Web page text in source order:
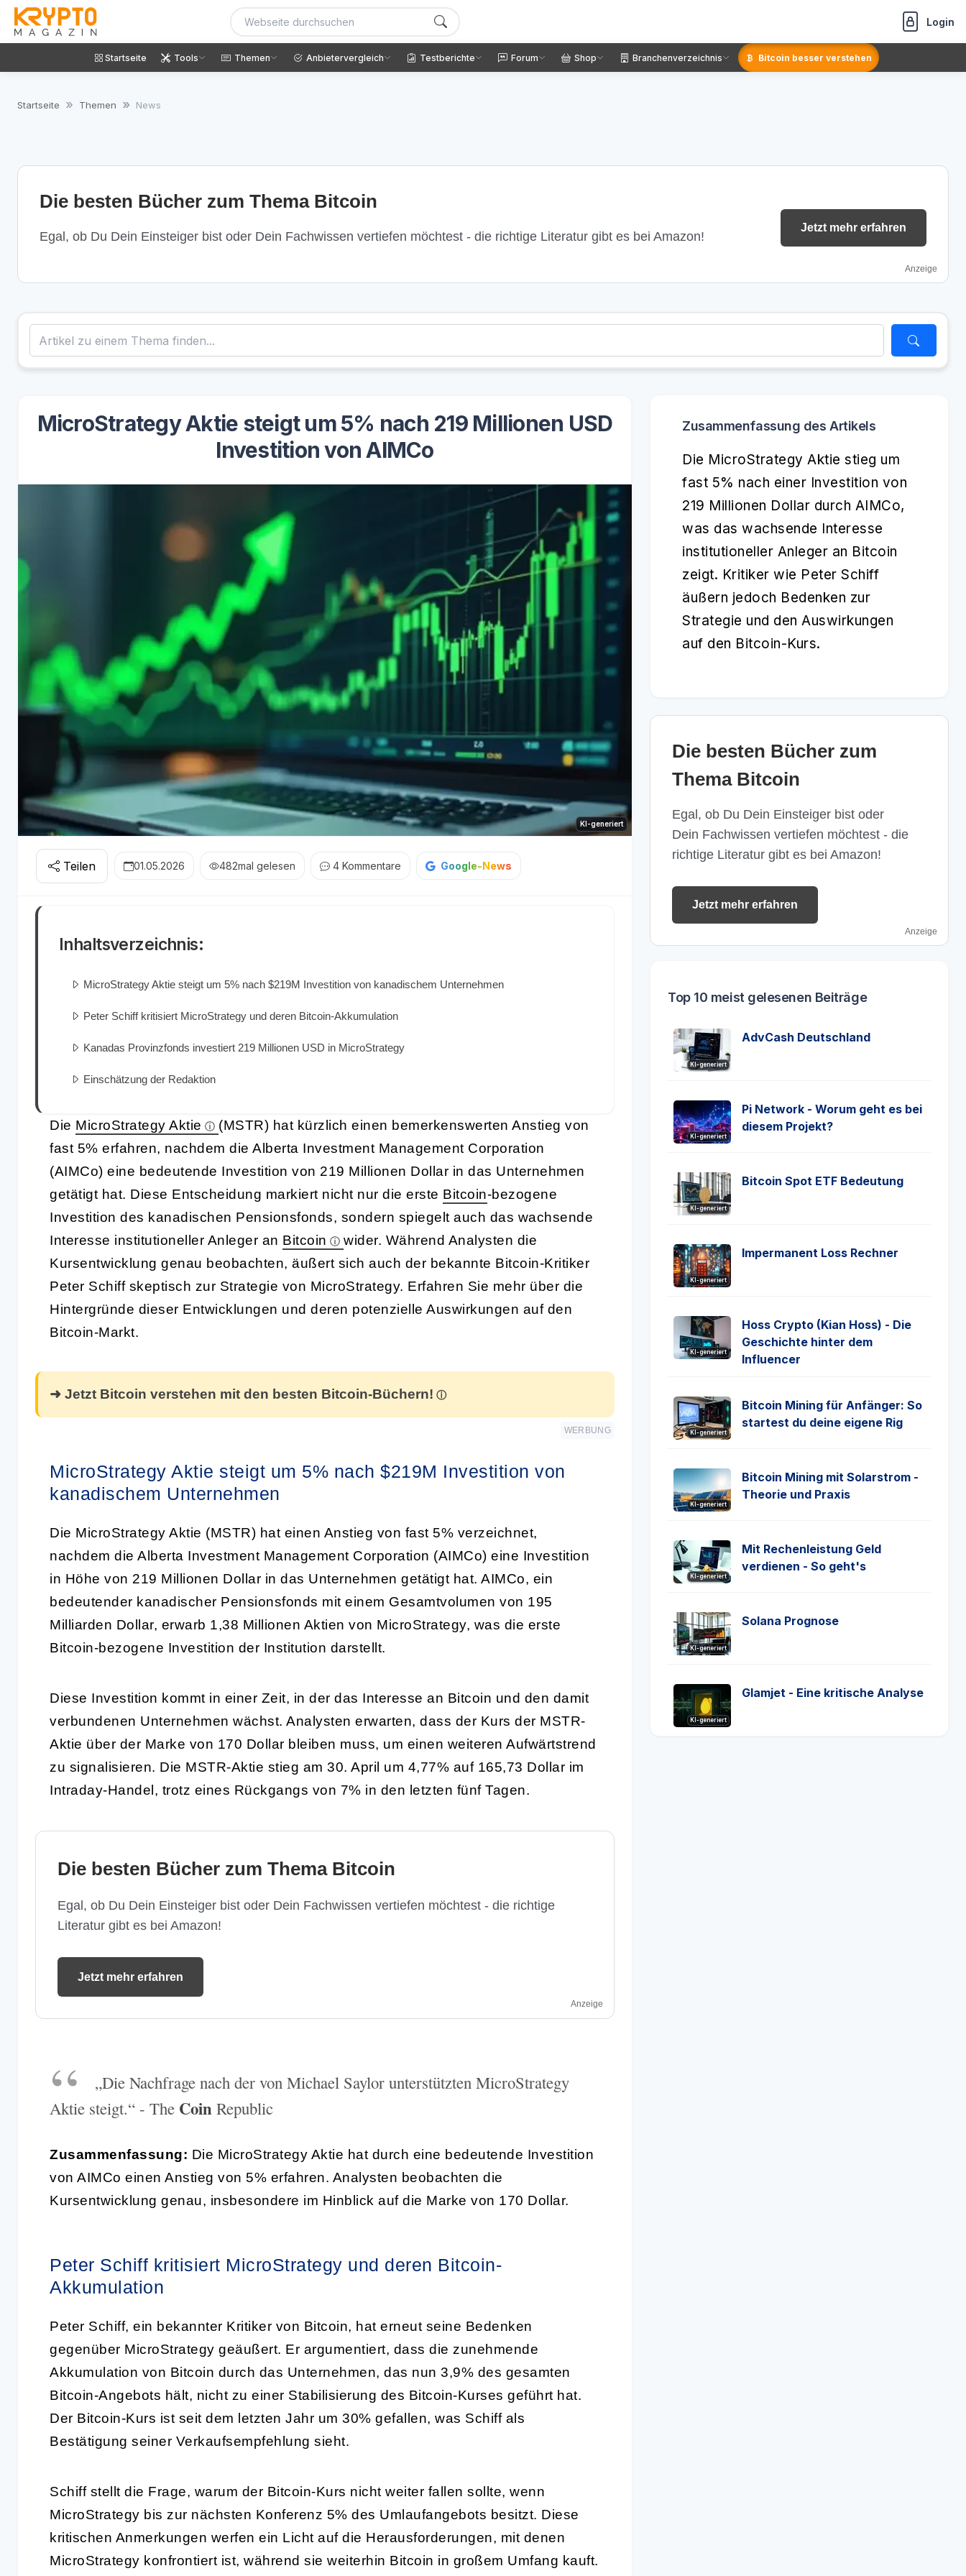
Login
Startseite Tools Themen Anbietervergleich Testberichte Forum Shop Branchenverzeichnis Bitcoin besser verstehen
Startseite Themen News
Die besten Bücher zum Thema Bitcoin
Egal, ob Du Dein Einsteiger bist oder Dein Fachwissen vertiefen möchtest - die richtige Literatur gibt es bei Amazon!
Jetzt mehr erfahren
Anzeige
MicroStrategy Aktie steigt um 5% nach 219 Millionen USD
Investition von AIMCo
KI-generiert
Teilen 01.05.2026 482mal gelesen 4 Kommentare Google-News
Inhaltsverzeichnis:
MicroStrategy Aktie steigt um 5% nach $219M Investition von kanadischem Unternehmen
Peter Schiff kritisiert MicroStrategy und deren Bitcoin-Akkumulation
Kanadas Provinzfonds investiert 219 Millionen USD in MicroStrategy
Einschätzung der Redaktion
Die MicroStrategy Aktie
(MSTR) hat kürzlich einen bemerkenswerten Anstieg von
fast 5% erfahren, nachdem die Alberta Investment Management Corporation
(AIMCo) eine bedeutende Investition von 219 Millionen Dollar in das Unternehmen
getätigt hat. Diese Entscheidung markiert nicht nur die erste Bitcoin-bezogene
Investition des kanadischen Pensionsfonds, sondern spiegelt auch das wachsende
Interesse institutioneller Anleger an Bitcoin
wider. Während Analysten die
Kursentwicklung genau beobachten, äußert sich auch der bekannte Bitcoin-Kritiker
Peter Schiff skeptisch zur Strategie von MicroStrategy. Erfahren Sie mehr über die
Hintergründe dieser Entwicklungen und deren potenzielle Auswirkungen auf den
Bitcoin-Markt.
➜ Jetzt Bitcoin verstehen mit den besten Bitcoin-Büchern!
WERBUNG
MicroStrategy Aktie steigt um 5% nach $219M Investition von
kanadischem Unternehmen
Die MicroStrategy Aktie (MSTR) hat einen Anstieg von fast 5% verzeichnet,
nachdem die Alberta Investment Management Corporation (AIMCo) eine Investition
in Höhe von 219 Millionen Dollar in das Unternehmen getätigt hat. AIMCo, ein
bedeutender kanadischer Pensionsfonds mit einem Gesamtvolumen von 195
Milliarden Dollar, erwarb 1,38 Millionen Aktien von MicroStrategy, was die erste
Bitcoin-bezogene Investition der Institution darstellt.
Diese Investition kommt in einer Zeit, in der das Interesse an Bitcoin und den damit
verbundenen Unternehmen wächst. Analysten erwarten, dass der Kurs der MSTR-
Aktie über der Marke von 170 Dollar bleiben muss, um einen weiteren Aufwärtstrend
zu signalisieren. Die MSTR-Aktie stieg am 30. April um 4,77% auf 165,73 Dollar im
Intraday-Handel, trotz eines Rückgangs von 7% in den letzten fünf Tagen.
Die besten Bücher zum Thema Bitcoin
Egal, ob Du Dein Einsteiger bist oder Dein Fachwissen vertiefen möchtest - die richtige
Literatur gibt es bei Amazon!
Jetzt mehr erfahren
Anzeige
„Die Nachfrage nach der von Michael Saylor unterstützten MicroStrategy
Aktie steigt.“ - The Coin Republic
Zusammenfassung: Die MicroStrategy Aktie hat durch eine bedeutende Investition
von AIMCo einen Anstieg von 5% erfahren. Analysten beobachten die
Kursentwicklung genau, insbesondere im Hinblick auf die Marke von 170 Dollar.
Peter Schiff kritisiert MicroStrategy und deren Bitcoin-
Akkumulation
Peter Schiff, ein bekannter Kritiker von Bitcoin, hat erneut seine Bedenken
gegenüber MicroStrategy geäußert. Er argumentiert, dass die zunehmende
Akkumulation von Bitcoin durch das Unternehmen, das nun 3,9% des gesamten
Bitcoin-Angebots hält, nicht zu einer Stabilisierung des Bitcoin-Kurses geführt hat.
Der Bitcoin-Kurs ist seit dem letzten Jahr um 30% gefallen, was Schiff als
Bestätigung seiner Verkaufsempfehlung sieht.
Schiff stellt die Frage, warum der Bitcoin-Kurs nicht weiter fallen sollte, wenn
MicroStrategy bis zur nächsten Konferenz 5% des Umlaufangebots besitzt. Diese
kritischen Anmerkungen werfen ein Licht auf die Herausforderungen, mit denen
MicroStrategy konfrontiert ist, während sie weiterhin Bitcoin in großem Umfang kauft.
Zusammenfassung des Artikels
Die MicroStrategy Aktie stieg um
fast 5% nach einer Investition von
219 Millionen Dollar durch AIMCo,
was das wachsende Interesse
institutioneller Anleger an Bitcoin
zeigt. Kritiker wie Peter Schiff
äußern jedoch Bedenken zur
Strategie und den Auswirkungen
auf den Bitcoin-Kurs.
Die besten Bücher zum
Thema Bitcoin
Egal, ob Du Dein Einsteiger bist oder
Dein Fachwissen vertiefen möchtest - die
richtige Literatur gibt es bei Amazon!
Jetzt mehr erfahren
Anzeige
Top 10 meist gelesenen Beiträge
KI-generiert
AdvCash Deutschland
KI-generiert
Pi Network - Worum geht es bei
diesem Projekt?
KI-generiert
Bitcoin Spot ETF Bedeutung
KI-generiert
Impermanent Loss Rechner
KI-generiert
Hoss Crypto (Kian Hoss) - Die
Geschichte hinter dem
Influencer
KI-generiert
Bitcoin Mining für Anfänger: So
startest du deine eigene Rig
KI-generiert
Bitcoin Mining mit Solarstrom -
Theorie und Praxis
KI-generiert
Mit Rechenleistung Geld
verdienen - So geht's
KI-generiert
Solana Prognose
KI-generiert
Glamjet - Eine kritische Analyse